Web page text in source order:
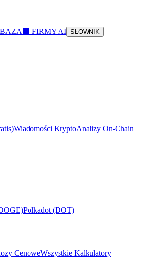
🏢 FIRMY AI SŁOWNIK
Wiadomości KryptoAnalizy On-Chain
Polkadot (DOT)
CenoweWszystkie Kalkulatory